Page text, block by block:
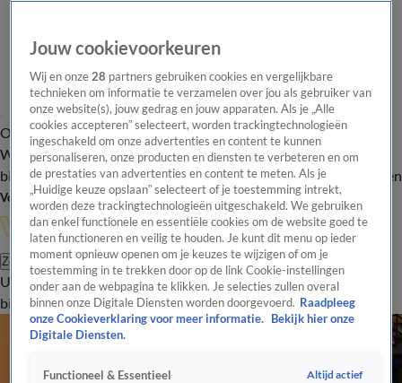
Overzicht Onze programma's Uitzendingen Onze gezichten
In de
WandelgangenInterviewsUitzending
bijwonenPodcastShopVeelgestelde vragenKijkersvraag insturen
Volg Vandaag Inside
Zoeken
UitzendingenVandaag InsideDe OranjezomerShopUitzending
bijwonen
Jouw cookievoorkeuren
Wij en onze28 partners gebruiken cookies en vergelijkbare
technieken om informatie te verzamelen over jou als gebruiker van
onze website(s), jouw gedrag en jouw apparaten. Als je „Alle
cookies accepteren” selecteert, worden trackingtechnologieën
ingeschakeld om onze advertenties en content te kunnen
personaliseren, onze producten en diensten te verbeteren en om
de prestaties van advertenties en content te meten. Als je
„Huidige keuze opslaan” selecteert of je toestemming intrekt,
worden deze trackingtechnologieën uitgeschakeld. We gebruiken
dan enkel functionele en essentiële cookies om de website goed te
laten functioneren en veilig te houden. Je kunt dit menu op ieder
moment opnieuw openen om je keuzes te wijzigen of om je
toestemming in te trekken door op de link Cookie-instellingen
onder aan de webpagina te klikken. Je selecties zullen overal
binnen onze Digitale Diensten worden doorgevoerd. Raadpleeg
onze Cookieverklaring voor meer informatie.
Bekijk hier onze
Digitale Diensten.
Functioneel & Essentieel Altijd actief